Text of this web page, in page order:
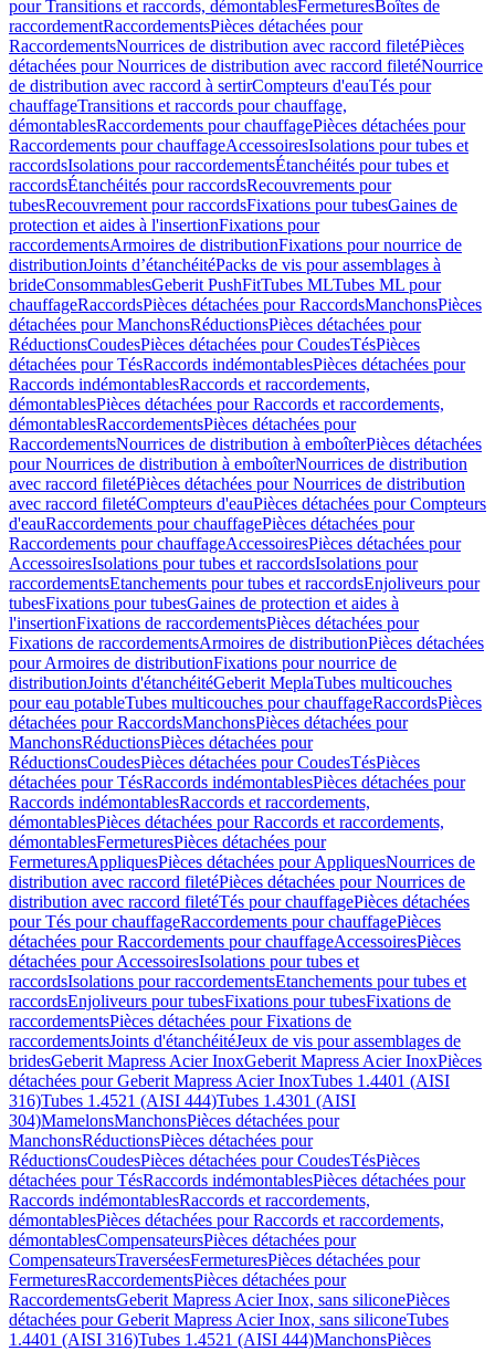
pour Transitions et raccords, démontablesFermeturesBoîtes de
raccordementRaccordementsPièces détachées pour
RaccordementsNourrices de distribution avec raccord filetéPièces
détachées pour Nourrices de distribution avec raccord filetéNourrice
de distribution avec raccord à sertirCompteurs d'eauTés pour
chauffageTransitions et raccords pour chauffage,
démontablesRaccordements pour chauffagePièces détachées pour
Raccordements pour chauffageAccessoiresIsolations pour tubes et
raccordsIsolations pour raccordementsÉtanchéités pour tubes et
raccordsÉtanchéités pour raccordsRecouvrements pour
tubesRecouvrement pour raccordsFixations pour tubesGaines de
protection et aides à l'insertionFixations pour
raccordementsArmoires de distributionFixations pour nourrice de
distributionJoints d’étanchéitéPacks de vis pour assemblages à
brideConsommablesGeberit PushFitTubes MLTubes ML pour
chauffageRaccordsPièces détachées pour RaccordsManchonsPièces
détachées pour ManchonsRéductionsPièces détachées pour
RéductionsCoudesPièces détachées pour CoudesTésPièces
détachées pour TésRaccords indémontablesPièces détachées pour
Raccords indémontablesRaccords et raccordements,
démontablesPièces détachées pour Raccords et raccordements,
démontablesRaccordementsPièces détachées pour
RaccordementsNourrices de distribution à emboîterPièces détachées
pour Nourrices de distribution à emboîterNourrices de distribution
avec raccord filetéPièces détachées pour Nourrices de distribution
avec raccord filetéCompteurs d'eauPièces détachées pour Compteurs
d'eauRaccordements pour chauffagePièces détachées pour
Raccordements pour chauffageAccessoiresPièces détachées pour
AccessoiresIsolations pour tubes et raccordsIsolations pour
raccordementsEtanchements pour tubes et raccordsEnjoliveurs pour
tubesFixations pour tubesGaines de protection et aides à
l'insertionFixations de raccordementsPièces détachées pour
Fixations de raccordementsArmoires de distributionPièces détachées
pour Armoires de distributionFixations pour nourrice de
distributionJoints d'étanchéitéGeberit MeplaTubes multicouches
pour eau potableTubes multicouches pour chauffageRaccordsPièces
détachées pour RaccordsManchonsPièces détachées pour
ManchonsRéductionsPièces détachées pour
RéductionsCoudesPièces détachées pour CoudesTésPièces
détachées pour TésRaccords indémontablesPièces détachées pour
Raccords indémontablesRaccords et raccordements,
démontablesPièces détachées pour Raccords et raccordements,
démontablesFermeturesPièces détachées pour
FermeturesAppliquesPièces détachées pour AppliquesNourrices de
distribution avec raccord filetéPièces détachées pour Nourrices de
distribution avec raccord filetéTés pour chauffagePièces détachées
pour Tés pour chauffageRaccordements pour chauffagePièces
détachées pour Raccordements pour chauffageAccessoiresPièces
détachées pour AccessoiresIsolations pour tubes et
raccordsIsolations pour raccordementsEtanchements pour tubes et
raccordsEnjoliveurs pour tubesFixations pour tubesFixations de
raccordementsPièces détachées pour Fixations de
raccordementsJoints d'étanchéitéJeux de vis pour assemblages de
bridesGeberit Mapress Acier InoxGeberit Mapress Acier InoxPièces
détachées pour Geberit Mapress Acier InoxTubes 1.4401 (AISI
316)Tubes 1.4521 (AISI 444)Tubes 1.4301 (AISI
304)MamelonsManchonsPièces détachées pour
ManchonsRéductionsPièces détachées pour
RéductionsCoudesPièces détachées pour CoudesTésPièces
détachées pour TésRaccords indémontablesPièces détachées pour
Raccords indémontablesRaccords et raccordements,
démontablesPièces détachées pour Raccords et raccordements,
démontablesCompensateursPièces détachées pour
CompensateursTraverséesFermeturesPièces détachées pour
FermeturesRaccordementsPièces détachées pour
RaccordementsGeberit Mapress Acier Inox, sans siliconePièces
détachées pour Geberit Mapress Acier Inox, sans siliconeTubes
1.4401 (AISI 316)Tubes 1.4521 (AISI 444)ManchonsPièces